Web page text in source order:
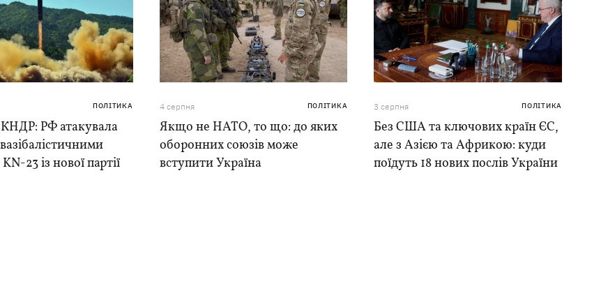
ПОЛІТИКА
КНДР: РФ атакувала
23 із нової партії
4 серпня ПОЛІТИКА
Якщо не НАТО, то що: до яких
оборонних союзів може
вступити Україна
3 серпня ПОЛІТИКА
Без США та ключових країн ЄС,
але з Азією та Африкою: куди
поїдуть 18 нових послів України